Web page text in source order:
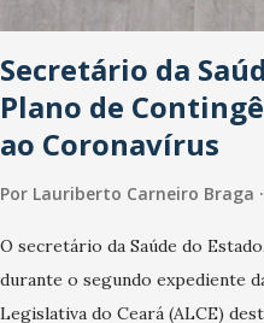
Secretário da
Plano de
ao Coronavírus
Por Lauriberto Carneiro Braga
O secretário da Saúde do
durante o segundo expediente
Legislativa do Ceará (ALCE)